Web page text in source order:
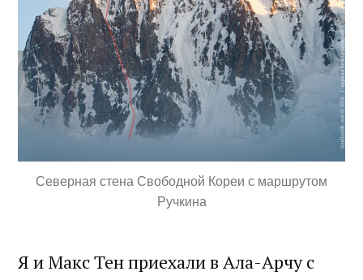
Северная стена Свободной Кореи с маршрутом
Ручкина
Я и Макс Тен приехали в Ала-Арчу с